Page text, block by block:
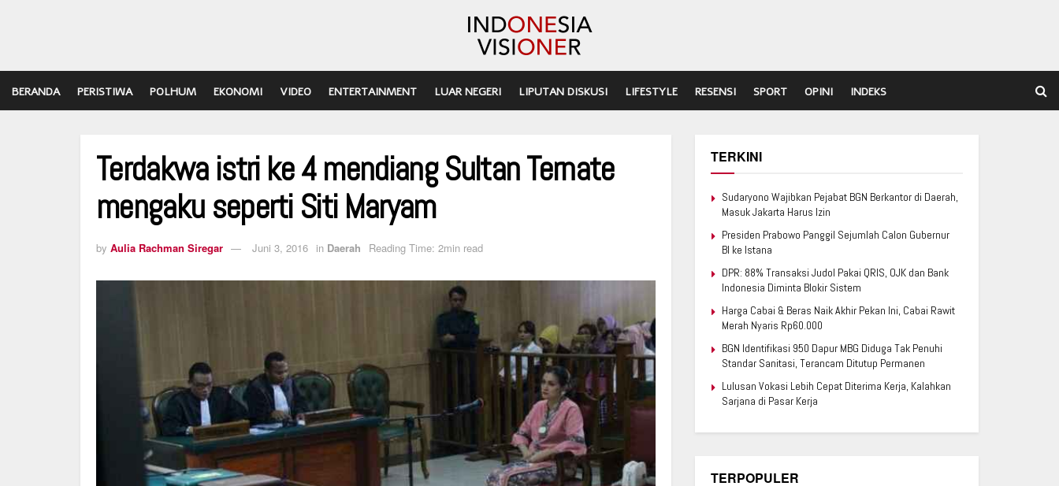
BERANDA PERISTIWA POLHUM EKONOMI VIDEO ENTERTAINMENT LUAR NEGERI LIPUTAN DISKUSI LIFESTYLE RESENSI SPORT OPINI INDEKS
Terdakwa istri ke 4 mendiang Sultan Ternate
mengaku seperti Siti Maryam
by Aulia Rachman Siregar Juni 3, 2016 in Daerah Reading Time: 2min read
TERKINI
Sudaryono Wajibkan Pejabat BGN Berkantor di Daerah,
Masuk Jakarta Harus Izin
Presiden Prabowo Panggil Sejumlah Calon Gubernur
BI ke Istana
DPR: 88% Transaksi Judol Pakai QRIS, OJK dan Bank
Indonesia Diminta Blokir Sistem
Harga Cabai & Beras Naik Akhir Pekan Ini, Cabai Rawit
Merah Nyaris Rp60.000
BGN Identifikasi 950 Dapur MBG Diduga Tak Penuhi
Standar Sanitasi, Terancam Ditutup Permanen
Lulusan Vokasi Lebih Cepat Diterima Kerja, Kalahkan
Sarjana di Pasar Kerja
TERPOPULER